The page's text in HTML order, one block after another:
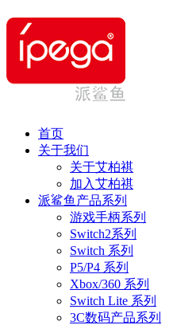
首页
关于我们
关于艾柏祺
加入艾柏祺
派鲨鱼产品系列
游戏手柄系列
Switch2系列
Switch 系列
P5/P4 系列
Xbox/360 系列
Switch Lite 系列
3C数码产品系列